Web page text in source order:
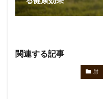
関連する記事
肘